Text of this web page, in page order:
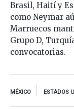
Brasil, Haití y
como Neymar
Marruecos
Grupo D,
convocatorias.
MÉXICO ESTADOS